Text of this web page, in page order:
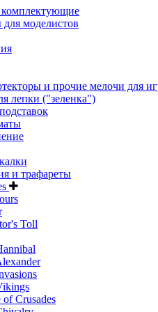
моделистов
и прочие мелочи для
лепки ("зеленка")
и трафареты
Toll
of Crusades